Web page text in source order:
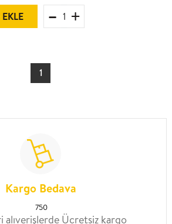
EKLE
1
Kargo Bedava
750
alıverişlerde Ücretsiz kargo